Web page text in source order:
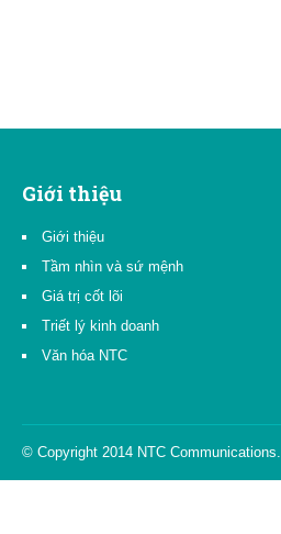
Giới thiệu
Giới thiệu
Tầm nhìn và sứ mệnh
Giá trị cốt lõi
Triết lý kinh doanh
Văn hóa NTC
© Copyright 2014 NTC Communications.